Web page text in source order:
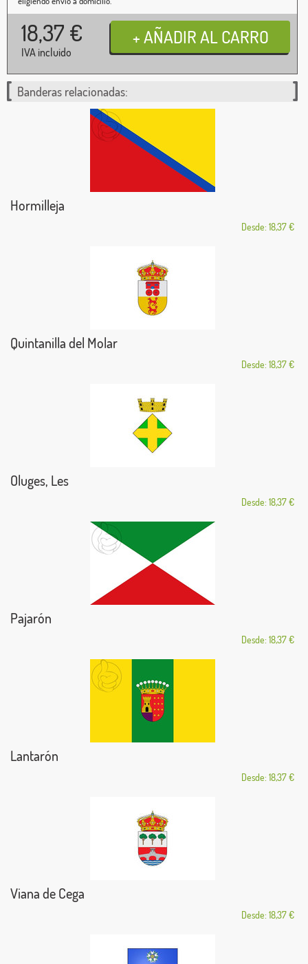
18,37 €
IVA incluido
Banderas relacionadas:
Hormilleja
Desde: 18,37 €
Quintanilla del Molar
Desde: 18,37 €
Oluges, Les
Desde: 18,37 €
Pajarón
Desde: 18,37 €
Lantarón
Desde: 18,37 €
Viana de Cega
Desde: 18,37 €